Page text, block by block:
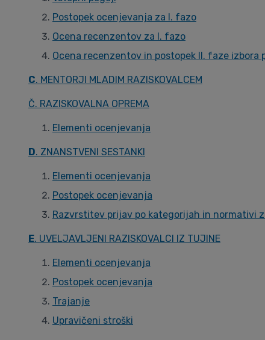
Postopek ocenjevanja za I. fazo
Ocena recenzentov za I. fazo
Ocena recenzentov in postopek II. faze izbora
C. MENTORJI MLADIM RAZISKOVALCEM
Č. RAZISKOVALNA OPREMA
Elementi ocenjevanja
D. ZNANSTVENI SESTANKI
Elementi ocenjevanja
Postopek ocenjevanja
Razvrstitev prijav po kategorijah in normativi
E. UVELJAVLJENI RAZISKOVALCI IZ TUJINE
Elementi ocenjevanja
Postopek ocenjevanja
Trajanje
Upravičeni stroški